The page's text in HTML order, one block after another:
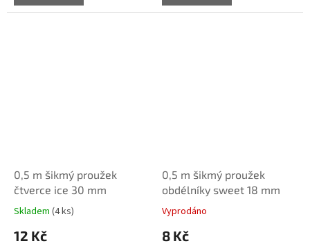
0,5 m šikmý proužek
čtverce ice 30 mm
Skladem (4 ks)
12 Kč
0,5 m šikmý proužek
obdélníky sweet 18 mm
Vyprodáno
8 Kč